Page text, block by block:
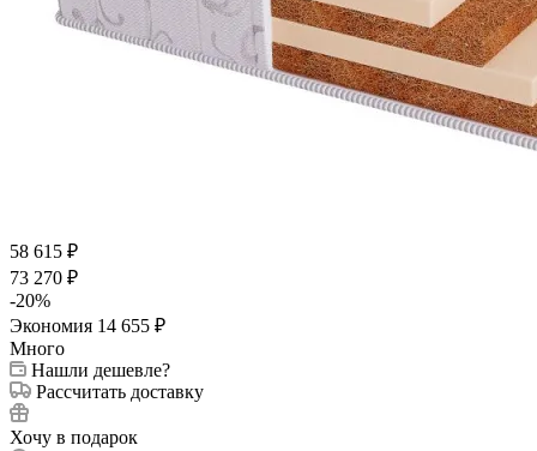
58 615 ₽
73 270 ₽
-20%
Экономия 14 655 ₽
Много
Нашли дешевле?
Рассчитать доставку
Хочу в подарок